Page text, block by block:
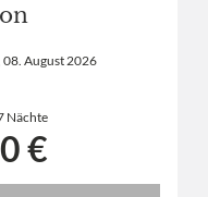
08. August 2026
Nächte
€